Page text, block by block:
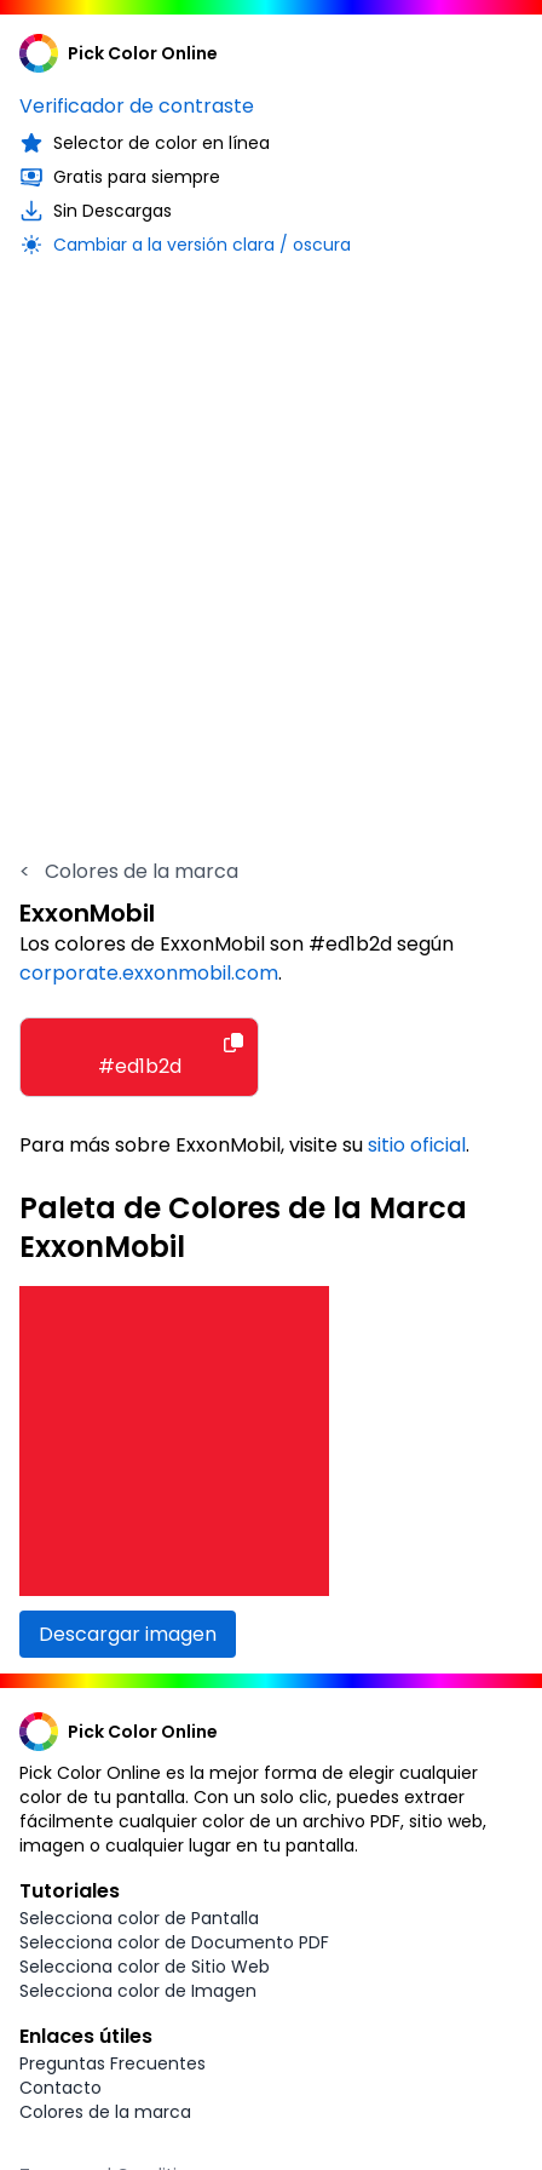
Pick Color Online
Verificador de contraste
Selector de color en línea
Gratis para siempre
Sin Descargas
Cambiar a la versión clara / oscura
< Colores de la marca
ExxonMobil
Los colores de ExxonMobil son #ed1b2d según
corporate.exxonmobil.com.
#ed1b2d
Para más sobre ExxonMobil, visite susitio oficial.
Paleta de Colores de la Marca
ExxonMobil
Descargar imagen
Pick Color Online
Pick Color Online es la mejor forma de elegir cualquier
color de tu pantalla. Con un solo clic, puedes extraer
fácilmente cualquier color de un archivo PDF, sitio web,
imagen o cualquier lugar en tu pantalla.
Tutoriales
Selecciona color de Pantalla
Selecciona color de Documento PDF
Selecciona color de Sitio Web
Selecciona color de Imagen
Enlaces útiles
Preguntas Frecuentes
Contacto
Colores de la marca